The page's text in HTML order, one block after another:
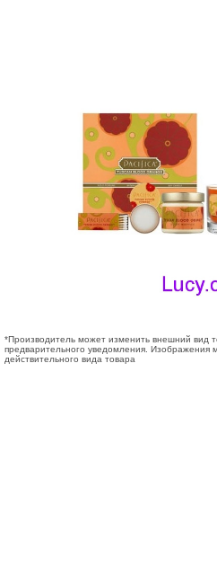
*Производитель может изменить внешний вид
предварительного уведомления. Изображения
действительного вида товара